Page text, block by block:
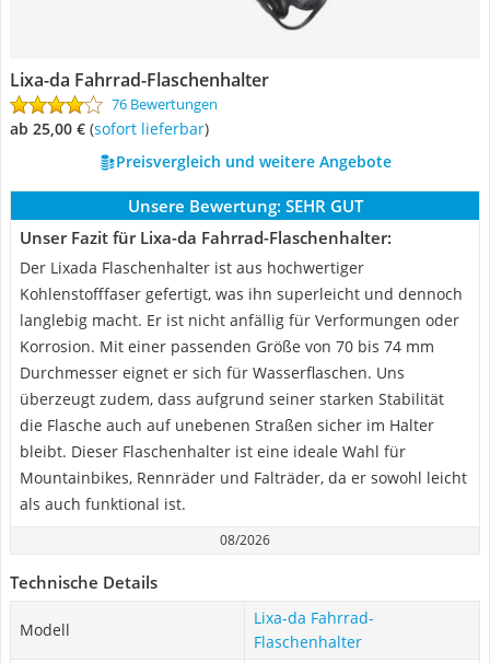
Lixa-da Fahrrad-Flaschenhalter
76 Bewertungen
ab 25,00 € ( Sofort lieferbar)
Preisvergleich und weitere Angebote
Unsere Bewertung: SEHR GUT
Unser Fazit für Lixa-da Fahrrad-Flaschenhalter:
Der Lixada Flaschenhalter ist aus hochwertiger
Kohlenstofffaser gefertigt, was ihn superleicht und dennoch
langlebig macht. Er ist nicht anfällig für Verformungen oder
Korrosion. Mit einer passenden Größe von 70 bis 74 mm
Durchmesser eignet er sich für Wasserflaschen. Uns
überzeugt zudem, dass aufgrund seiner starken Stabilität
die Flasche auch auf unebenen Straßen sicher im Halter
bleibt. Dieser Flaschenhalter ist eine ideale Wahl für
Mountainbikes, Rennräder und Falträder, da er sowohl leicht
als auch funktional ist.
08/2026
Technische Details
Modell
Lixa-da Fahrrad-
Flaschenhalter